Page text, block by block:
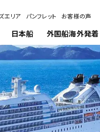
日本船 外国船海外発着
エリア パンフレット お客様の声